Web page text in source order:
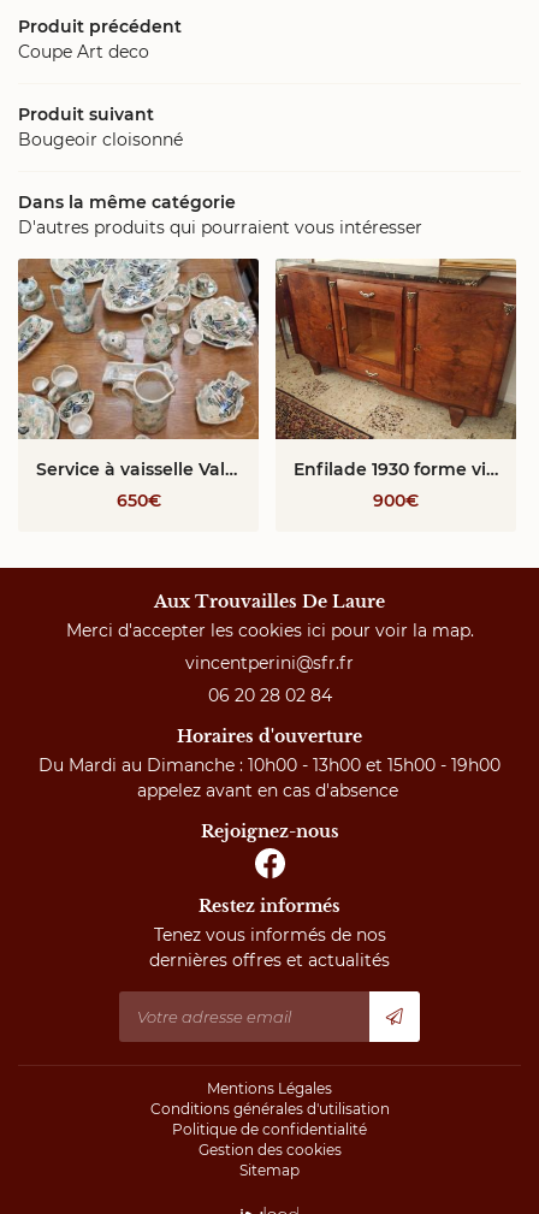
CONTACT
Produit précédent
Coupe Art deco
Produit suivant
Bougeoir cloisonné
Dans la même catégorie
D'autres produits qui pourraient vous intéresser
Service à vaisselle Vallauris
650€
Enfilade 1930 forme violon en ronce de noyer
900€
Aux Trouvailles De Laure
Merci d'accepter les cookies ici pour voir la map.
06 20 28 02 84
Horaires d'ouverture
Du Mardi au Dimanche : 10h00 - 13h00 et 15h00 - 19h00
appelez avant en cas d'absence
Rejoignez-nous
Restez informés
Tenez vous informés de nos
dernières offres et actualités
Mentions Légales
Conditions générales d'utilisation
Politique de confidentialité
Gestion des cookies
Sitemap